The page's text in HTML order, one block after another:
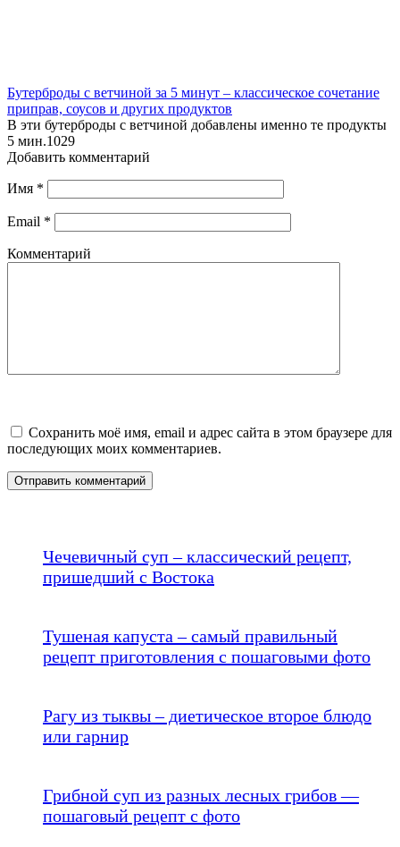
Бутерброды с ветчиной за 5 минут – классическое сочетание
приправ, соусов и других продуктов
В эти бутерброды с ветчиной добавлены именно те продукты
5 мин.1029
Добавить комментарий
Имя *
Email *
Комментарий
Сохранить моё имя, email и адрес сайта в этом браузере для
последующих моих комментариев.
Чечевичный суп – классический рецепт,
пришедший с Востока
Тушеная капуста – самый правильный
рецепт приготовления с пошаговыми фото
Рагу из тыквы – диетическое второе блюдо
или гарнир
Грибной суп из разных лесных грибов —
пошаговый рецепт с фото